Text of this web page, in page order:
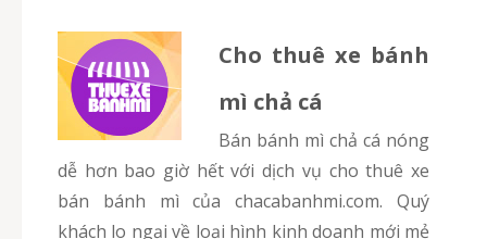
Cho thuê xe bánh
mì chả cá
Bán bánh mì chả cá nóng
dễ hơn bao giờ hết với dịch vụ cho thuê xe
bán bánh mì của chacabanhmi.com. Quý
khách lo ngại về loại hình kinh doanh mới mẻ